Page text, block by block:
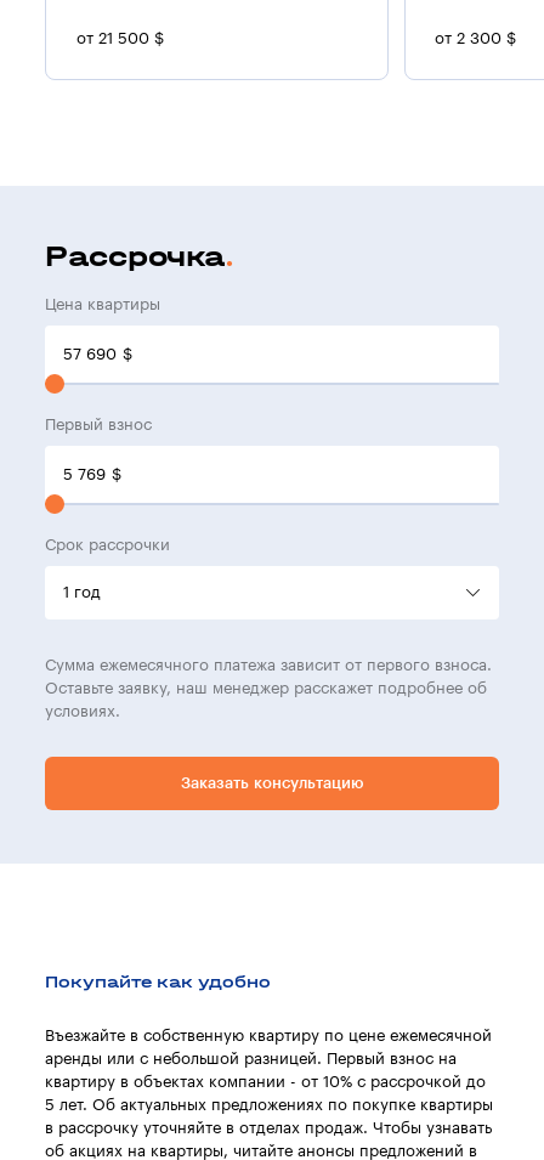
от 21 500 $ от 2 300 $
Рассрочка
Цена квартиры
57 690 $
Первый взнос
5 769 $
Срок рассрочки
Сумма ежемесячного платежа зависит от первого взноса.
Оставьте заявку, наш менеджер расскажет подробнее об
условиях.
Заказать консультацию
Покупайте как удобно
Въезжайте в собственную квартиру по цене ежемесячной
аренды или с небольшой разницей. Первый взнос на
квартиру в объектах компании - от 10% с рассрочкой до
5 лет. Об актуальных предложениях по покупке квартиры
в рассрочку уточняйте в отделах продаж. Чтобы узнавать
об акциях на квартиры, читайте анонсы предложений в